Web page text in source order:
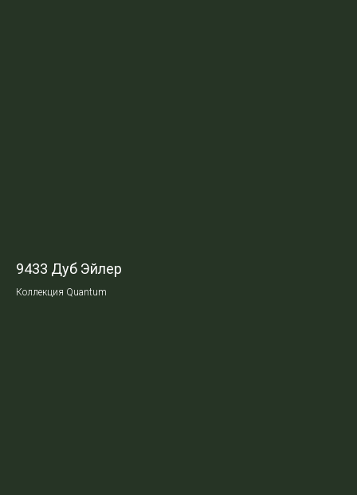
9433 Дуб Эйлер
Коллекция Quantum